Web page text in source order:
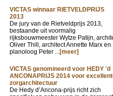
VICTAS winnaar RIETVELDPRIJS
2013
De jury van de Rietveldprijs 2013,
bestaande uit voormalig
rijksbouwmeester Wytze Patijn,
Oliver Thill, architect Annette Marx en
planoloog Peter ...[meer]
VICTAS genomineerd voor HEDY 'd
ANCONAPRIJS 2014 voor
zorgarchitectuur
De Hedy d’Ancona-prijs richt zich